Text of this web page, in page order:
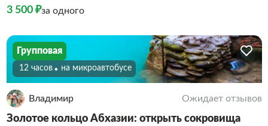
3 500 ₽за одного
Групповая
12 часов На микроавтобусе
Владимир Ожидает отзывов
Золотое кольцо Абхазии: открыть сокровища